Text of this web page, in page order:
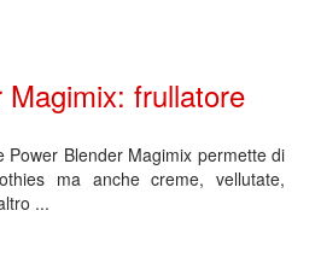
Magimix: frullatore
Power Blender Magimix permette di
ma anche creme, vellutate,
...